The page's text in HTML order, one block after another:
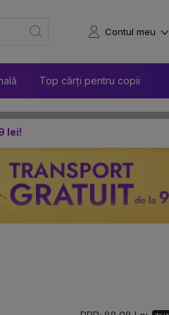
Top cărți pentru copii
Contul meu
lei!